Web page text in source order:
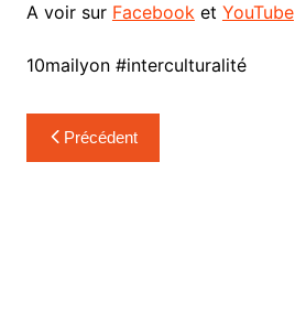
A voir sur Facebooket YouTube
10mailyon #interculturalité
Navigation
de
Précédent